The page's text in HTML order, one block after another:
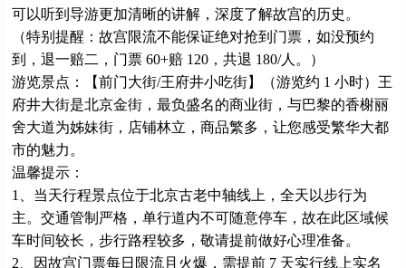
可以听到导游更加清晰的讲解，深度了解故宫的历史。
（特别提醒：故宫限流不能保证绝对抢到门票，如没预约
到，退一赔二，门票 60+赔 120，共退 180/人。）
游览景点：【前门大街/王府井小吃街】（游览约 1 小时）王
府井大街是北京金街，最负盛名的商业街，与巴黎的香榭丽
舍大道为姊妹街，店铺林立，商品繁多，让您感受繁华大都
市的魅力。
温馨提示：
1、当天行程景点位于北京古老中轴线上，全天以步行为
主。交通管制严格，单行道内不可随意停车，故在此区域候
车时间较长，步行路程较多，敬请提前做好心理准备。
2、因故宫门票每日限流且火爆，需提前 7 天实行线上实名